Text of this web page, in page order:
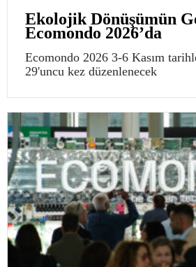
Ekolojik Dönüşümün
Ecomondo 2026’da
Ecomondo 2026 3-6 Kasım
29'uncu kez düzenlenecek